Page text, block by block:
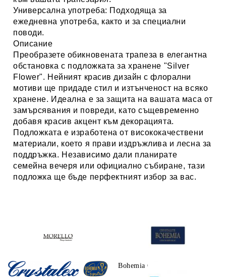
Универсална употреба: Подходяща за
ежедневна употреба, както и за специални
поводи.
Описание
Преобразете обикновената трапеза в елегантна
обстановка с подложката за хранене "Silver
Flower". Нейният красив дизайн с флорални
мотиви ще придаде стил и изтънченост на всяко
хранене. Идеална е за защита на вашата маса от
замърсявания и повреди, като същевременно
добавя красив акцент към декорацията.
Подложката е изработена от висококачествени
материали, което я прави издръжлива и лесна за
поддръжка. Независимо дали планирате
семейна вечеря или официално събиране, тази
подложка ще бъде перфектният избор за вас.
Morello Bohemia Crystalite